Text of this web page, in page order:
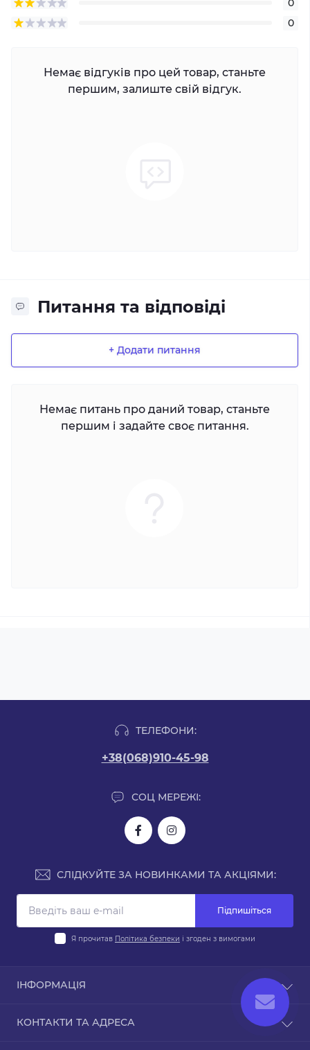
0
Немає відгуків про цей товар, станьте
першим, залиште свій відгук.
Питання та відповіді
+ Додати питання
Немає питань про даний товар, станьте
першим і задайте своє питання.
ТЕЛЕФОНИ:
+38(068)910-45-98
СОЦ МЕРЕЖІ:
СЛІДКУЙТЕ ЗА НОВИНКАМИ ТА АКЦІЯМИ:
Підпишіться
Я прочитав Політика безпеки і згоден з вимогами
ІНФОРМАЦІЯ
Політика безпеки
КОНТАКТИ ТА АДРЕСА